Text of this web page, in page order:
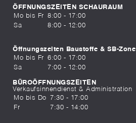
ÖFFNUNGSZEITEN SCHAURAUM
Mo bis Fr
8:00 - 17:00
Sa
8:00 - 12:00
Öffnungszeiten Baustoffe & SB-Zone
Mo bis Fr
6:00 - 17:00
Sa
7:00 - 12:00
BÜROÖFFNUNGSZEITEN
Verkaufsinnendienst & Administration
Mo bis Do
7:30 - 17:00
Fr
7:30 - 14:00